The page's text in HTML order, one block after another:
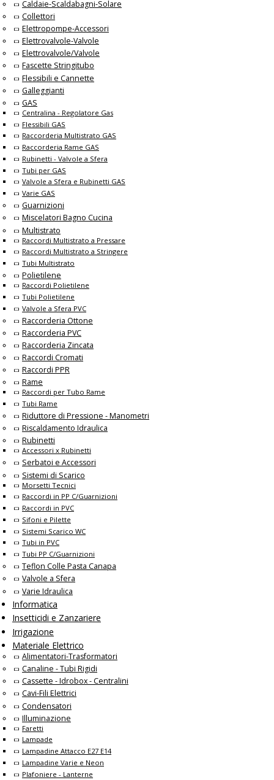
Caldaie-Scaldabagni-Solare
Collettori
Elettropompe-Accessori
Elettrovalvole-Valvole
Elettrovalvole/Valvole
Fascette Stringitubo
Flessibili e Cannette
Galleggianti
GAS
Centralina - Regolatore Gas
Flessibili GAS
Raccorderia Multistrato GAS
Raccorderia Rame GAS
Rubinetti - Valvole a Sfera
Tubi per GAS
Valvole a Sfera e Rubinetti GAS
Varie GAS
Guarnizioni
Miscelatori Bagno Cucina
Multistrato
Raccordi Multistrato a Pressare
Raccordi Multistrato a Stringere
Tubi Multistrato
Polietilene
Raccordi Polietilene
Tubi Polietilene
Valvole a Sfera PVC
Raccorderia Ottone
Raccorderia PVC
Raccorderia Zincata
Raccordi Cromati
Raccordi PPR
Rame
Raccordi per Tubo Rame
Tubi Rame
Riduttore di Pressione - Manometri
Riscaldamento Idraulica
Rubinetti
Accessori x Rubinetti
Serbatoi e Accessori
Sistemi di Scarico
Morsetti Tecnici
Raccordi in PP C/Guarnizioni
Raccordi in PVC
Sifoni e Pilette
Sistemi Scarico WC
Tubi in PVC
Tubi PP C/Guarnizioni
Teflon Colle Pasta Canapa
Valvole a Sfera
Varie Idraulica
Informatica
Insetticidi e Zanzariere
Irrigazione
Materiale Elettrico
Alimentatori-Trasformatori
Canaline - Tubi Rigidi
Cassette - Idrobox - Centralini
Cavi-Fili Elettrici
Condensatori
Illuminazione
Faretti
Lampade
Lampadine Attacco E27 E14
Lampadine Varie e Neon
Plafoniere - Lanterne